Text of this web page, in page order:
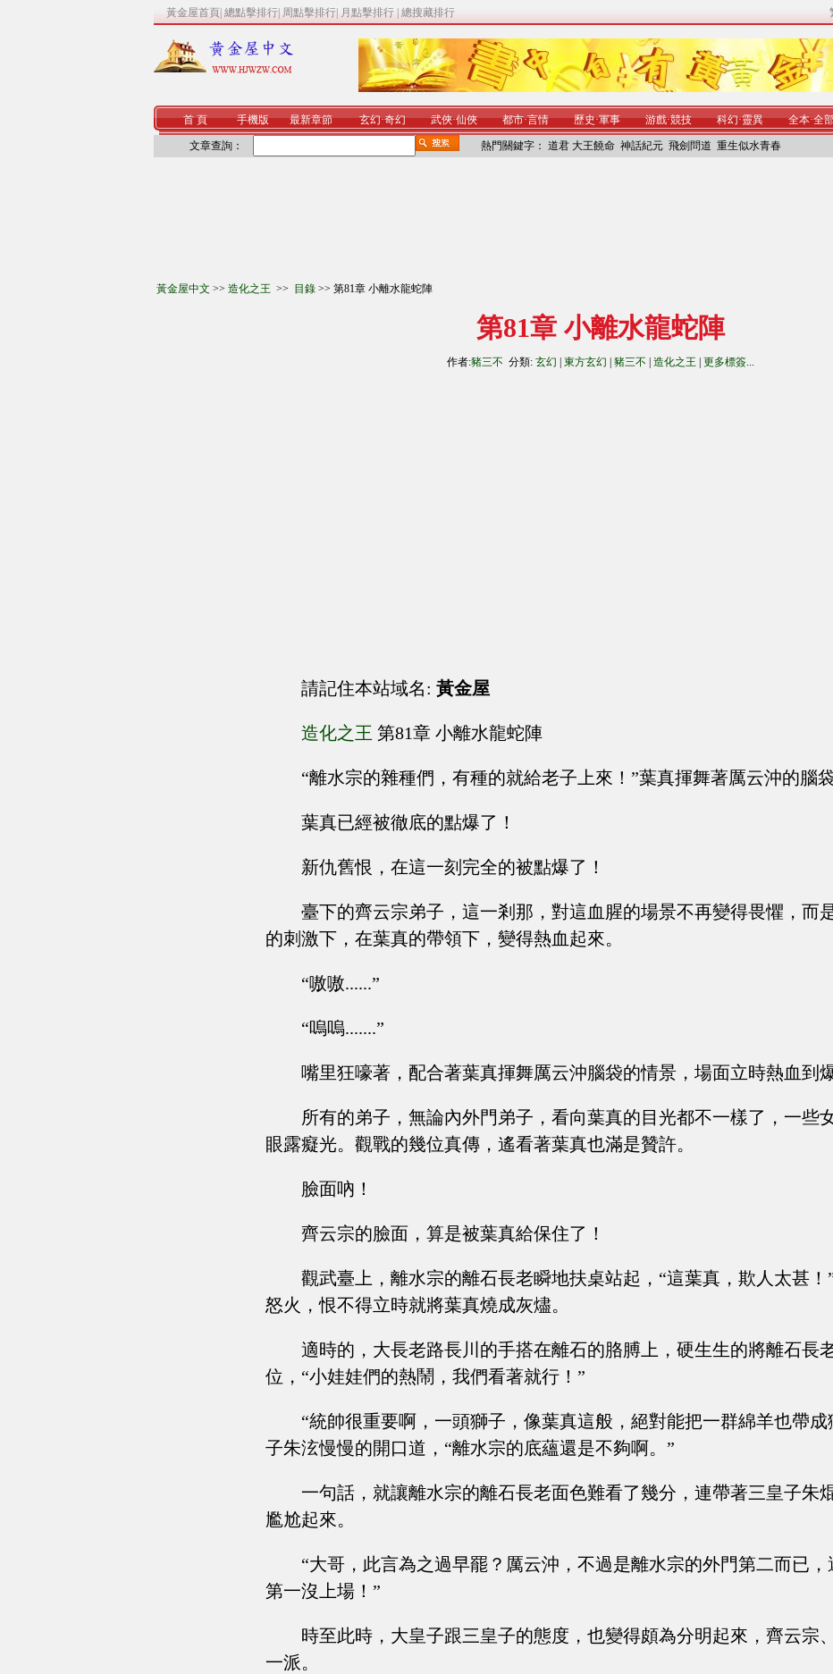
黃金屋首頁 總點擊排行 周點擊排行 月點擊排行 總搜藏排行
首 頁 手機版 最新章節 玄幻·奇幻 武俠·仙俠 都市·言情 歷史·軍事 游戲·競技 科幻·靈異 全本·全
文章查詢： 熱門關鍵字： 道君 大王饒命 神話紀元 飛劍問道 重生似水青春
黃金屋中文 >> 造化之王 >> 目錄 >> 第81章 小離水龍蛇陣
第81章 小離水龍蛇陣
作者:豬三不 分類: 玄幻 東方玄幻 豬三不 造化之王 更多標簽...
請記住本站域名: 黃金屋
造化之王 第81章 小離水龍蛇陣
“離水宗的雜種們，有種的就給老子上來！”葉真揮舞著厲云沖的腦
葉真已經被徹底的點爆了！
新仇舊恨，在這一刻完全的被點爆了！
臺下的齊云宗弟子，這一剎那，對這血腥的場景不再變得畏懼，而
的刺激下，在葉真的帶領下，變得熱血起來。
“嗷嗷......”
“嗚嗚.......”
嘴里狂嚎著，配合著葉真揮舞厲云沖腦袋的情景，場面立時熱血到爆
所有的弟子，無論內外門弟子，看向葉真的目光都不一樣了，一些
眼露癡光。觀戰的幾位真傳，遙看著葉真也滿是贊許。
臉面吶！
齊云宗的臉面，算是被葉真給保住了！
觀武臺上，離水宗的離石長老瞬地扶桌站起，“這葉真，欺人太甚！
怒火，恨不得立時就將葉真燒成灰燼。
適時的，大長老路長川的手搭在離石的胳膊上，硬生生的將離石長
位，“小娃娃們的熱鬧，我們看著就行！”
“統帥很重要啊，一頭獅子，像葉真這般，絕對能把一群綿羊也帶成
子朱泫慢慢的開口道，“離水宗的底蘊還是不夠啊。”
一句話，就讓離水宗的離石長老面色難看了幾分，連帶著三皇子朱
尷尬起來。
“大哥，此言為之過早罷？厲云沖，不過是離水宗的外門第二而已，
第一沒上場！”
時至此時，大皇子跟三皇子的態度，也變得頗為分明起來，齊云宗
一派。